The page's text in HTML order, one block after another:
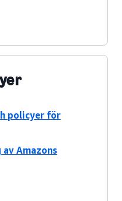
policyer för
Amazons